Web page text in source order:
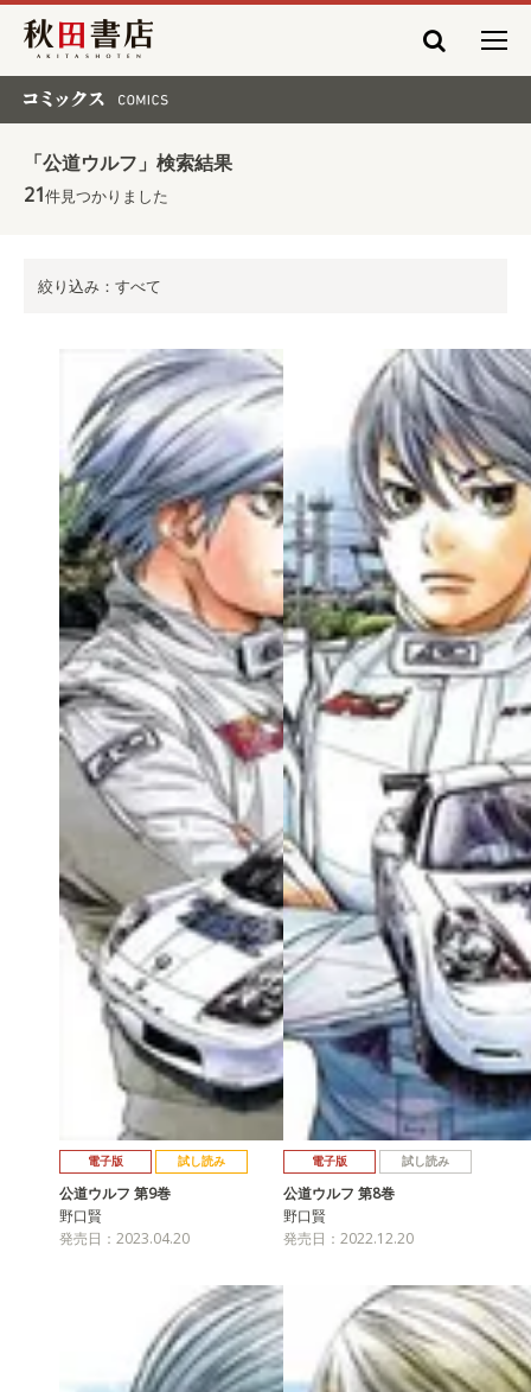
秋田書店
「公道ウルフ」検索結果
21件見つかりました
絞り込み：すべて
電子版 試し読み
公道ウルフ 第9巻
野口賢
発売日：2023.04.20
電子版 試し読み
公道ウルフ 第8巻
野口賢
発売日：2022.12.20